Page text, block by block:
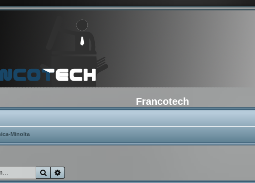
Francotech
Minolta
Rechercher